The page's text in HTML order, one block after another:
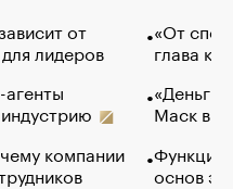
от
лидеров
компании
«От
глава
«Деньги
Маск в
Функции
основ